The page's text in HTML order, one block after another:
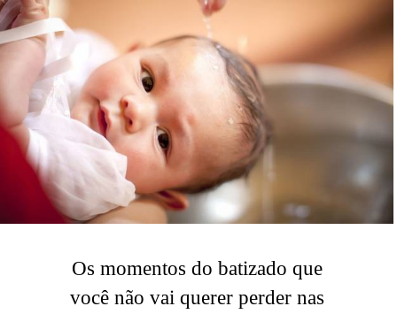
Os momentos do batizado que
você não vai querer perder nas